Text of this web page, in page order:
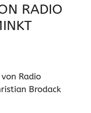
RADIO
Radio
Brodack